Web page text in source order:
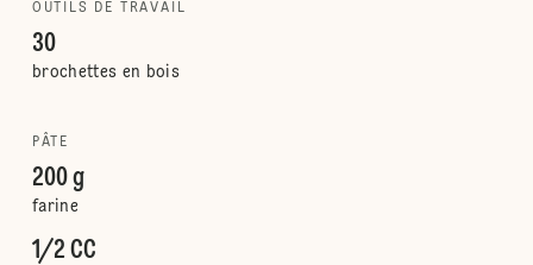
OUTILS DE TRAVAIL
30
brochettes en bois
PÂTE
200 g
farine
1/2 CC